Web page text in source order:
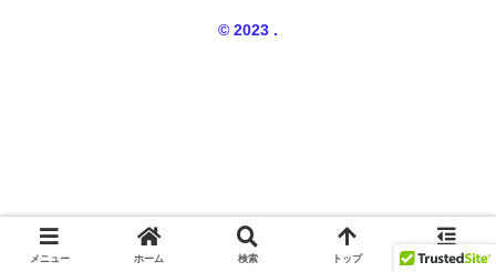
© 2023 .
メニュー ホーム 検索 トップ サイドバー